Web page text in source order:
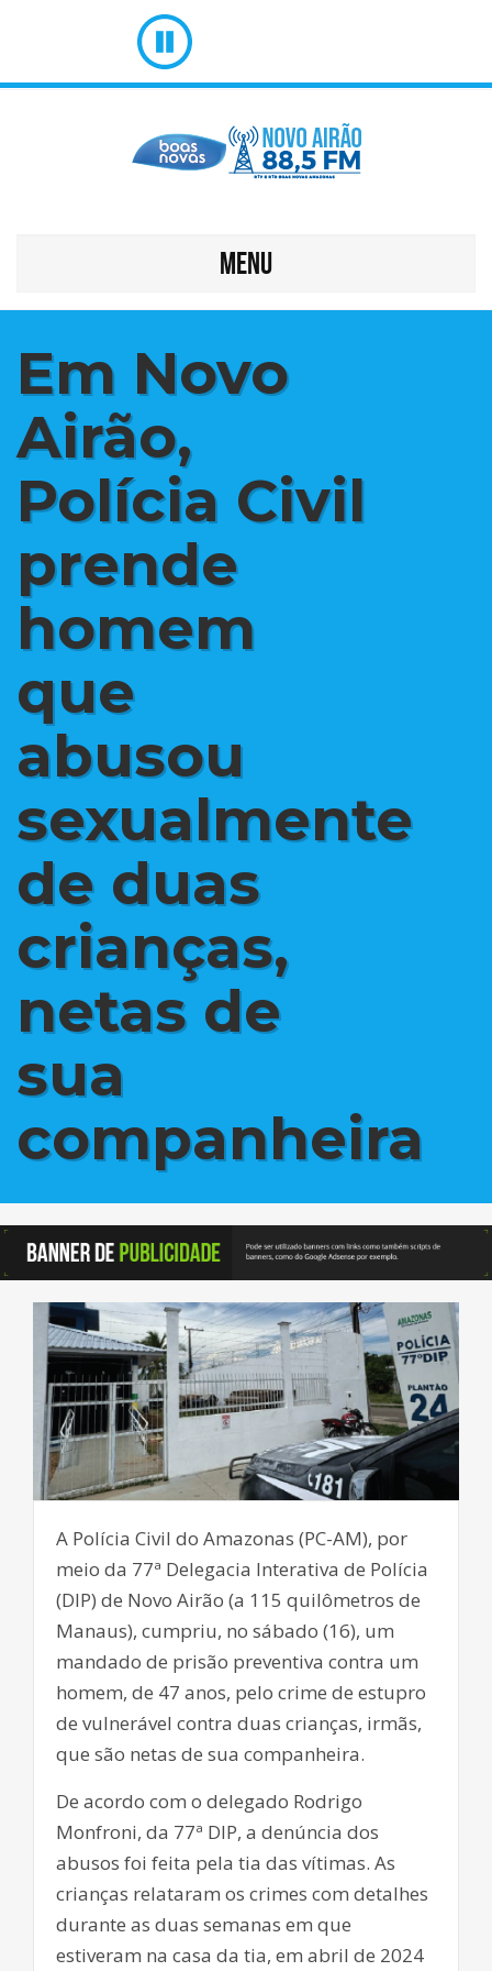
MENU
Em Novo
Airão,
Polícia Civil
prende
homem
que
abusou
sexualmente
de duas
crianças,
netas de
sua
companheira
A Polícia Civil do Amazonas (PC-AM), por
meio da 77ª Delegacia Interativa de Polícia
(DIP) de Novo Airão (a 115 quilômetros de
Manaus), cumpriu, no sábado (16), um
mandado de prisão preventiva contra um
homem, de 47 anos, pelo crime de estupro
de vulnerável contra duas crianças, irmãs,
que são netas de sua companheira.
De acordo com o delegado Rodrigo
Monfroni, da 77ª DIP, a denúncia dos
abusos foi feita pela tia das vítimas. As
crianças relataram os crimes com detalhes
durante as duas semanas em que
estiveram na casa da tia, em abril de 2024